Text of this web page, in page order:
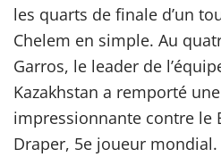
les quarts de finale d’un
Chelem en simple. Au
Garros, le leader de
Kazakhstan a remporté
impressionnante contre le
Draper, 5e joueur